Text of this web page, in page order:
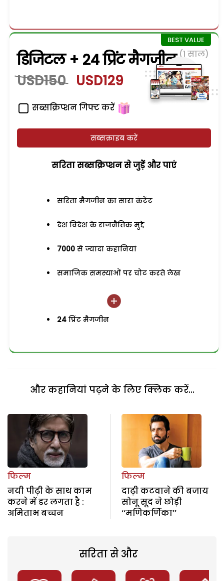
डिजिटल + 24 प्रिंट मैगजीन (1 साल)
USD150 USD129
सब्सक्रिप्शन गिफ्ट करें
सब्सक्राइब करें
सरिता सब्सक्रिप्शन से जुड़ेें और पाएं
सरिता मैगजीन का सारा कंटेंट
देश विदेश के राजनैतिक मुद्दे
7000 से ज्यादा कहानियां
समाजिक समस्याओं पर चोट करते लेख
24 प्रिंट मैगजीन
और कहानियां पढ़ने के लिए क्लिक करें...
फिल्म
नयी पीढ़ी के साथ काम
करने में डर लगता है :
अमिताभ बच्चन
फिल्म
दाढ़ी कटवाने की बजाय
सोनू सूद ने छोड़ी
‘‘मणिकर्णिका’’
सरिता से और